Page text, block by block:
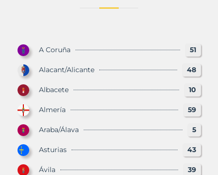
A Coruña 51
Alacant/Alicante 48
Albacete 10
Almería 59
Araba/Álava 5
Asturias 43
Ávila 39